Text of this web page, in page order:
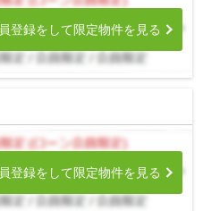
登録をして限定物件を見る
登録をして限定物件を見る